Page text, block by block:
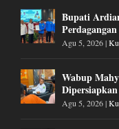
Bupati
Agu 5, 2026|
Wabup
Agu 5, 2026|